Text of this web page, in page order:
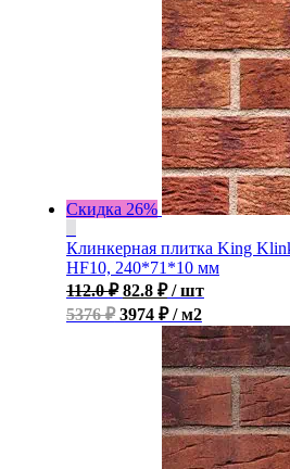
Скидка 26%
Клинкерная плитка King
HF10, 240*71*10 мм
112.0₽ 82.8 ₽ / шт
5376 ₽3974 ₽ / м2